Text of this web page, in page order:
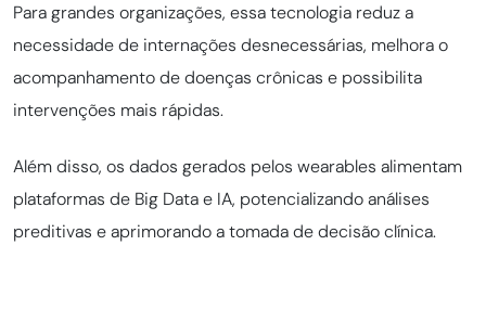
Para grandes organizações, essa tecnologia reduz a
necessidade de internações desnecessárias, melhora o
acompanhamento de doenças crônicas e possibilita
intervenções mais rápidas.
Além disso, os dados gerados pelos wearables alimentam
plataformas de Big Data e IA, potencializando análises
preditivas e aprimorando a tomada de decisão clínica.